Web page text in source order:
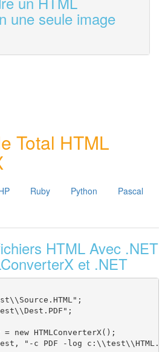
une seule image
Total HTML
Ruby Python Pascal
HTML Avec .NET
et .NET
= new HTMLConverterX();
"-c PDF -log